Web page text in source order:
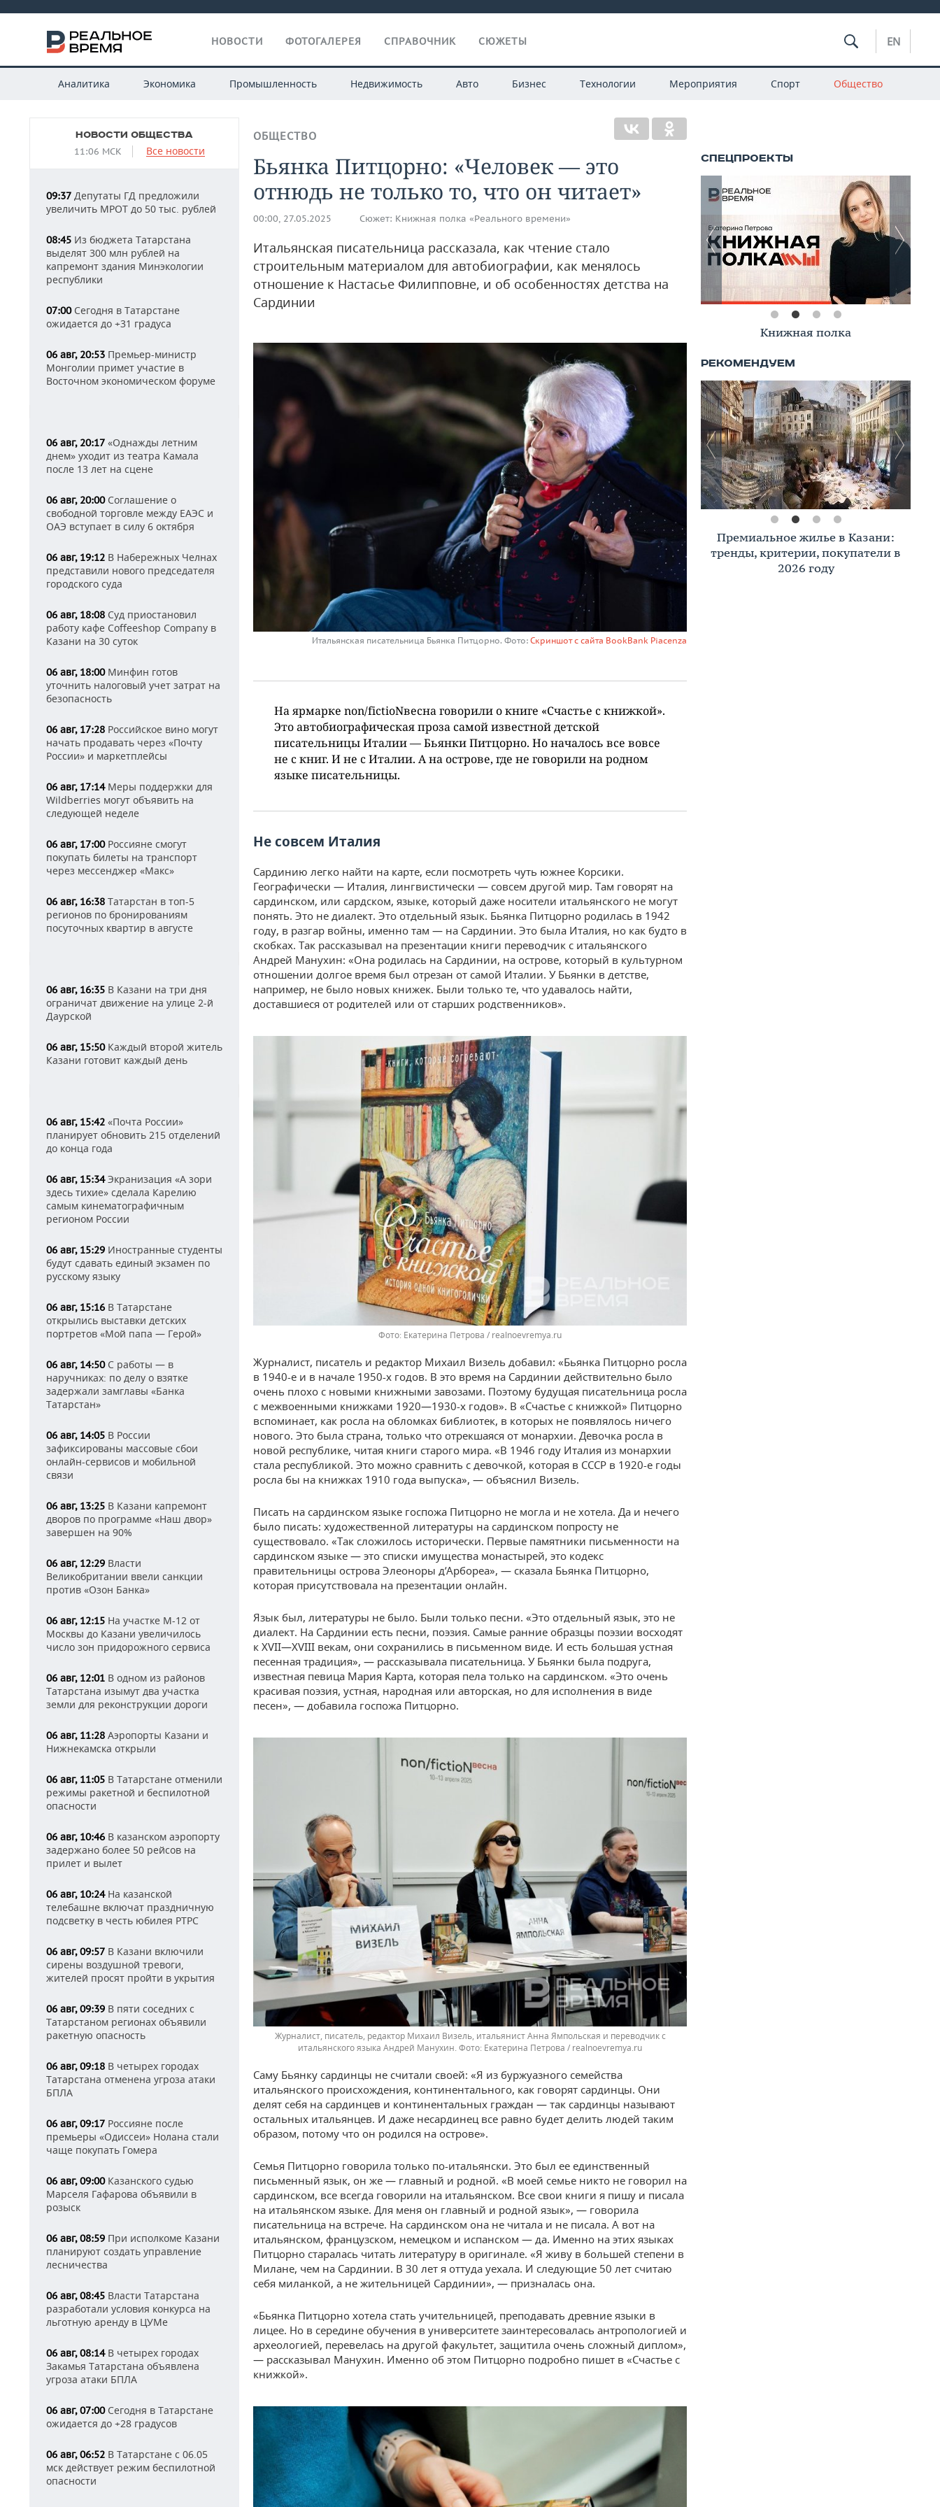
НОВОСТИ ФОТОГАЛЕРЕЯ СПРАВОЧНИК СЮЖЕТЫ EN
Аналитика Экономика Промышленность Недвижимость Авто Бизнес Технологии Мероприятия Спорт Общество
НОВОСТИ ОБЩЕСТВА
11:06 МСК Все новости
09:37 Депутаты ГД предложили
увеличить МРОТ до 50 тыс. рублей
08:45 Из бюджета Татарстана
выделят 300 млн рублей на
капремонт здания Минэкологии
республики
07:00Сегодня в Татарстане
ожидается до +31 градуса
06 авг, 20:53 Премьер-министр
Монголии примет участие в
Восточном экономическом форуме
06 авг, 20:17 «Однажды летним
днем» уходит из театра Камала
после 13 лет на сцене
06 авг, 20:00Соглашение о
свободной торговле между ЕАЭС и
ОАЭ вступает в силу 6 октября
06 авг, 19:12 В Набережных Челнах
представили нового председателя
городского суда
06 авг, 18:08 Суд приостановил
работу кафе Coffeeshop Company в
Казани на 30 суток
06 авг, 18:00Минфин готов
уточнить налоговый учет затрат на
безопасность
06 авг, 17:28 Российское вино могут
начать продавать через «Почту
России» и маркетплейсы
06 авг, 17:14Меры поддержки для
Wildberries могут объявить на
следующей неделе
06 авг, 17:00Россияне смогут
покупать билеты на транспорт
через мессенджер «Макс»
06 авг, 16:38 Татарстан в топ-5
регионов по бронированиям
посуточных квартир в августе
06 авг, 16:35 В Казани на три дня
ограничат движение на улице 2-й
Даурской
06 авг, 15:50Каждый второй житель
Казани готовит каждый день
06 авг, 15:42 «Почта России»
планирует обновить 215 отделений
до конца года
06 авг, 15:34Экранизация «А зори
здесь тихие» сделала Карелию
самым кинематографичным
регионом России
06 авг, 15:29 Иностранные студенты
будут сдавать единый экзамен по
русскому языку
06 авг, 15:16 В Татарстане
открылись выставки детских
портретов «Мой папа — Герой»
06 авг, 14:50С работы — в
наручниках: по делу о взятке
задержали замглавы «Банка
Татарстан»
06 авг, 14:05 В России
зафиксированы массовые сбои
онлайн-сервисов и мобильной
связи
06 авг, 13:25 В Казани капремонт
дворов по программе «Наш двор»
завершен на 90%
06 авг, 12:29 Власти
Великобритании ввели санкции
против «Озон Банка»
06 авг, 12:15 На участке М-12 от
Москвы до Казани увеличилось
число зон придорожного сервиса
06 авг, 12:01 В одном из районов
Татарстана изымут два участка
земли для реконструкции дороги
06 авг, 11:28 Аэропорты Казани и
Нижнекамска открыли
06 авг, 11:05 В Татарстане отменили
режимы ракетной и беспилотной
опасности
06 авг, 10:46 В казанском аэропорту
задержано более 50 рейсов на
прилет и вылет
06 авг, 10:24На казанской
телебашне включат праздничную
подсветку в честь юбилея РТРС
06 авг, 09:57 В Казани включили
сирены воздушной тревоги,
жителей просят пройти в укрытия
06 авг, 09:39 В пяти соседних с
Татарстаном регионах объявили
ракетную опасность
06 авг, 09:18 В четырех городах
Татарстана отменена угроза атаки
БПЛА
06 авг, 09:17 Россияне после
премьеры «Одиссеи» Нолана стали
чаще покупать Гомера
06 авг, 09:00Казанского судью
Марселя Гафарова объявили в
розыск
06 авг, 08:59 При исполкоме Казани
планируют создать управление
лесничества
06 авг, 08:45 Власти Татарстана
разработали условия конкурса на
льготную аренду в ЦУМе
06 авг, 08:14В четырех городах
Закамья Татарстана объявлена
угроза атаки БПЛА
06 авг, 07:00Сегодня в Татарстане
ожидается до +28 градусов
06 авг, 06:52 В Татарстане с 06.05
мск действует режим беспилотной
опасности
ОБЩЕСТВО
Бьянка Питцорно: «Человек — это
отнюдь не только то, что он читает»
00:00, 27.05.2025 Сюжет: Книжная полка «Реального времени»
Итальянская писательница рассказала, как чтение стало
строительным материалом для автобиографии, как менялось
отношение к Настасье Филипповне, и об особенностях детства на
Сардинии
Итальянская писательница Бьянка Питцорно. Фото: Скриншот с сайта BookBank Piacenza
На ярмарке non/fictioNвесна говорили о книге «Счастье с книжкой».
Это автобиографическая проза самой известной детской
писательницы Италии — Бьянки Питцорно. Но началось все вовсе
не с книг. И не с Италии. А на острове, где не говорили на родном
языке писательницы.
Не совсем Италия
Сардинию легко найти на карте, если посмотреть чуть южнее Корсики.
Географически — Италия, лингвистически — совсем другой мир. Там говорят на
сардинском, или сардском, языке, который даже носители итальянского не могут
понять. Это не диалект. Это отдельный язык. Бьянка Питцорно родилась в 1942
году, в разгар войны, именно там — на Сардинии. Это была Италия, но как будто в
скобках. Так рассказывал на презентации книги переводчик с итальянского
Андрей Манухин: «Она родилась на Сардинии, на острове, который в культурном
отношении долгое время был отрезан от самой Италии. У Бьянки в детстве,
например, не было новых книжек. Были только те, что удавалось найти,
доставшиеся от родителей или от старших родственников».
Екатерина Петрова / realnoevremya.ru
Журналист, писатель и редактор Михаил Визель добавил: «Бьянка Питцорно росла
в 1940-е и в начале 1950-х годов. В это время на Сардинии действительно было
очень плохо с новыми книжными завозами. Поэтому будущая писательница росла
с межвоенными книжками 1920—1930-х годов». В «Счастье с книжкой» Питцорно
вспоминает, как росла на обломках библиотек, в которых не появлялось ничего
нового. Это была страна, только что отрекшаяся от монархии. Девочка росла в
новой республике, читая книги старого мира. «В 1946 году Италия из монархии
стала республикой. Это можно сравнить с девочкой, которая в СССР в 1920-е годы
росла бы на книжках 1910 года выпуска», — объяснил Визель.
Писать на сардинском языке госпожа Питцорно не могла и не хотела. Да и нечего
было писать: художественной литературы на сардинском попросту не
существовало. «Так сложилось исторически. Первые памятники письменности на
сардинском языке — это списки имущества монастырей, это кодекс
правительницы острова Элеоноры д’Арбореа», — сказала Бьянка Питцорно,
которая присутствовала на презентации онлайн.
Язык был, литературы не было. Были только песни. «Это отдельный язык, это не
диалект. На Сардинии есть песни, поэзия. Самые ранние образцы поэзии восходят
к XVII—XVIII векам, они сохранились в письменном виде. И есть большая устная
песенная традиция», — рассказывала писательница. У Бьянки была подруга,
известная певица Мария Карта, которая пела только на сардинском. «Это очень
красивая поэзия, устная, народная или авторская, но для исполнения в виде
песен», — добавила госпожа Питцорно.
Журналист, писатель, редактор Михаил Визель, итальянист Анна Ямпольская и переводчик с
итальянского языка Андрей Манухин.
Екатерина Петрова / realnoevremya.ru
Саму Бьянку сардинцы не считали своей: «Я из буржуазного семейства
итальянского происхождения, континентального, как говорят сардинцы. Они
делят себя на сардинцев и континентальных граждан — так сардинцы называют
остальных итальянцев. И даже несардинец все равно будет делить людей таким
образом, потому что он родился на острове».
Семья Питцорно говорила только по-итальянски. Это был ее единственный
письменный язык, он же — главный и родной. «В моей семье никто не говорил на
сардинском, все всегда говорили на итальянском. Все свои книги я пишу и писала
на итальянском языке. Для меня он главный и родной язык», — говорила
писательница на встрече. На сардинском она не читала и не писала. А вот на
итальянском, французском, немецком и испанском — да. Именно на этих языках
Питцорно старалась читать литературу в оригинале. «Я живу в большей степени в
Милане, чем на Сардинии. В 30 лет я оттуда уехала. И следующие 50 лет считаю
себя миланкой, а не жительницей Сардинии», — призналась она.
«Бьянка Питцорно хотела стать учительницей, преподавать древние языки в
лицее. Но в середине обучения в университете заинтересовалась антропологией и
археологией, перевелась на другой факультет, защитила очень сложный диплом»,
— рассказывал Манухин. Именно об этом Питцорно подробно пишет в «Счастье с
книжкой».
Книжная полка
Премиальное жилье в Казани:
тренды, критерии, покупатели в
2026 году